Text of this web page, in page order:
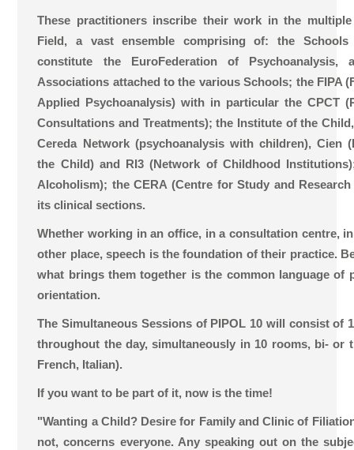
These practitioners inscribe their work in the
Field, a vast ensemble comprising of: the Schools
constitute the EuroFederation of
Associations attached to the various Schools; the FIPA
Applied Psychoanalysis) with in particular the CPCT
Consultations and Treatments); the Institute of the
Cereda Network (psychoanalysis with children), Cien
the Child) and RI3 (Network of Childhood
Alcoholism); the CERA (Centre for Study and
its clinical sections.
Whether working in an office, in a consultation centre,
other place, speech is the foundation of their practice.
what brings them together is the common language of
orientation.
The Simultaneous Sessions of PIPOL 10 will consist of
throughout the day, simultaneously in 10 rooms, bi- or
French, Italian).
If you want to be part of it, now is the time!
"Wanting a Child? Desire for Family and Clinic of
not, concerns everyone. Any speaking out on the